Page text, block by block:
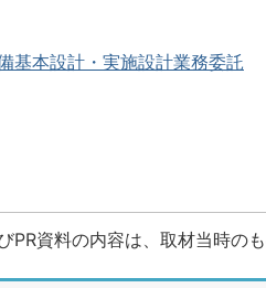
基本設計・実施設計業務委託
資料の内容は、取材当時のも